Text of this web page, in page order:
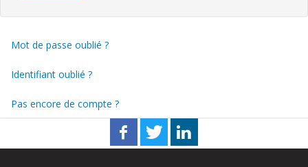
Mot de passe oublié ?
Identifiant oublié ?
Pas encore de compte ?